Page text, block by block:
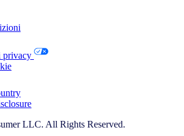
privacy
LLC. All Rights Reserved.